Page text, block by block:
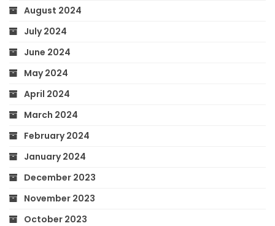
August 2024
July 2024
June 2024
May 2024
April 2024
March 2024
February 2024
January 2024
December 2023
November 2023
October 2023